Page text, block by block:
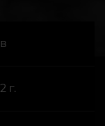
г.